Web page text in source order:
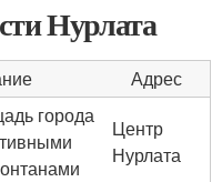
Нурлата
Адрес
города
Центр
Нурлата